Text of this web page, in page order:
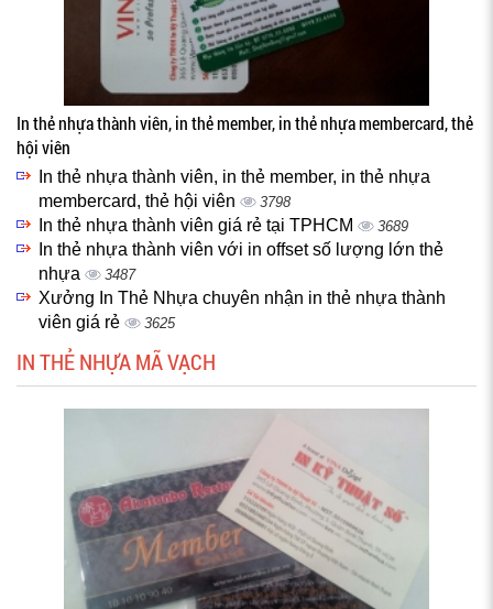
In thẻ nhựa thành viên, in thẻ member, in thẻ nhựa membercard, thẻ
hội viên
In thẻ nhựa thành viên, in thẻ member, in thẻ nhựa
membercard, thẻ hội viên
3798
In thẻ nhựa thành viên giá rẻ tại TPHCM 3689
In thẻ nhựa thành viên với in offset số lượng lớn thẻ
nhựa
3487
Xưởng In Thẻ Nhựa chuyên nhận in thẻ nhựa thành
viên giá rẻ
3625
IN THẺ NHỰA MÃ VẠCH